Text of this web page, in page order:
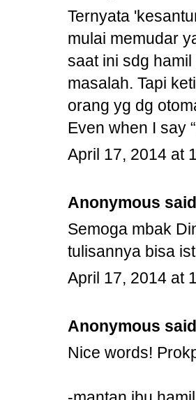
Ternyata
mulai memudar
saat ini sdg
masalah. Tapi
orang yg dg
Even when I say
April 17, 2014 at
Anonymous
Semoga mbak
tulisannya bisa
April 17, 2014 at
Anonymous
Nice words!